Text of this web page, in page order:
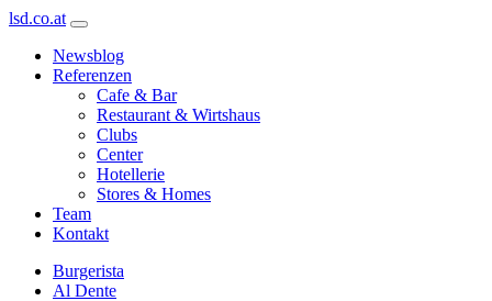
lsd.co.at
Newsblog
Referenzen
Cafe & Bar
Restaurant & Wirtshaus
Clubs
Center
Hotellerie
Stores & Homes
Team
Kontakt
Burgerista
Al Dente